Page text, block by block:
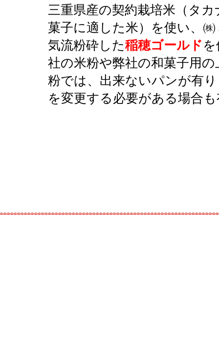
三重県産の契約栽培米（タ
菓子に適した米）を使い、
気流粉砕した稲穂ゴールド
社の米粉や弊社の和菓子用
粉では、出来ないパンが有
を変更する必要がある場合